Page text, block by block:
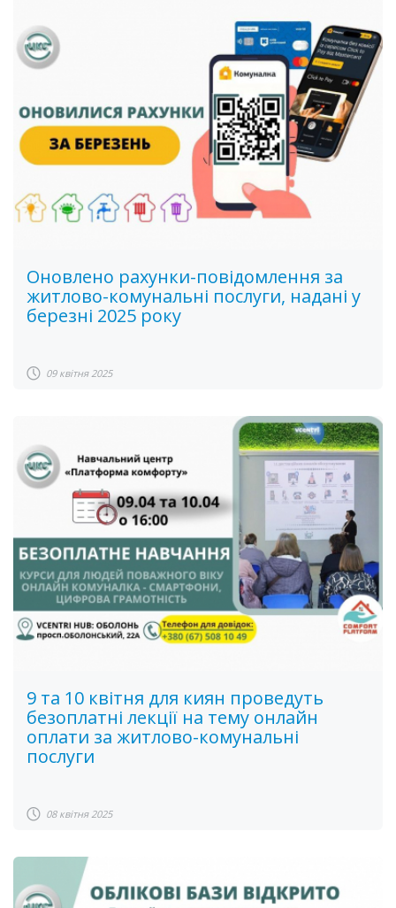
Оновлено рахунки-повідомлення за
житлово-комунальні послуги, надані у
березні 2025 року
09 квітня 2025
9 та 10 квітня для киян проведуть
безоплатні лекції на тему онлайн
оплати за житлово-комунальні
послуги
08 квітня 2025